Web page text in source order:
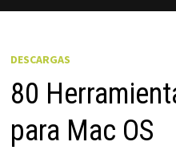
DESCARGAS
80
para Mac OS